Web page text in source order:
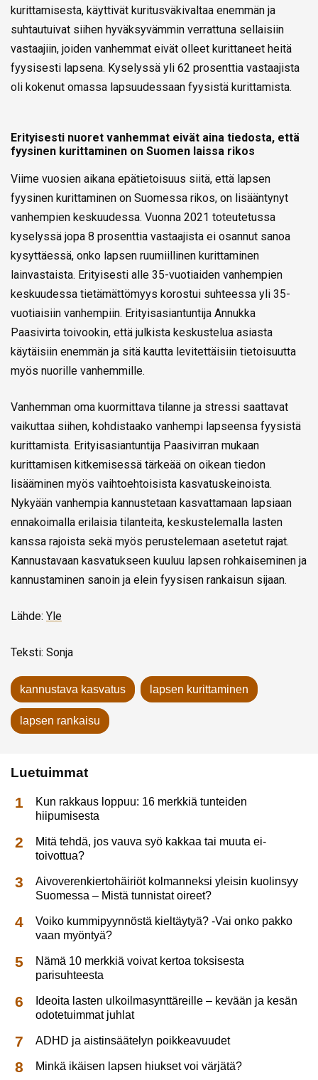
kurittamisesta, käyttivät kuritusväkivaltaa enemmän ja
suhtautuivat siihen hyväksyvämmin verrattuna sellaisiin
vastaajiin, joiden vanhemmat eivät olleet kurittaneet heitä
fyysisesti lapsena. Kyselyssä yli 62 prosenttia vastaajista
oli kokenut omassa lapsuudessaan fyysistä kurittamista.
Erityisesti nuoret vanhemmat eivät aina tiedosta, että
fyysinen kurittaminen on Suomen laissa rikos
Viime vuosien aikana epätietoisuus siitä, että lapsen
fyysinen kurittaminen on Suomessa rikos, on lisääntynyt
vanhempien keskuudessa. Vuonna 2021 toteutetussa
kyselyssä jopa 8 prosenttia vastaajista ei osannut sanoa
kysyttäessä, onko lapsen ruumiillinen kurittaminen
lainvastaista. Erityisesti alle 35-vuotiaiden vanhempien
keskuudessa tietämättömyys korostui suhteessa yli 35-
vuotiaisiin vanhempiin. Erityisasiantuntija Annukka
Paasivirta toivookin, että julkista keskustelua asiasta
käytäisiin enemmän ja sitä kautta levitettäisiin tietoisuutta
myös nuorille vanhemmille.
Vanhemman oma kuormittava tilanne ja stressi saattavat
vaikuttaa siihen, kohdistaako vanhempi lapseensa fyysistä
kurittamista. Erityisasiantuntija Paasivirran mukaan
kurittamisen kitkemisessä tärkeää on oikean tiedon
lisääminen myös vaihtoehtoisista kasvatuskeinoista.
Nykyään vanhempia kannustetaan kasvattamaan lapsiaan
ennakoimalla erilaisia tilanteita, keskustelemalla lasten
kanssa rajoista sekä myös perustelemaan asetetut rajat.
Kannustavaan kasvatukseen kuuluu lapsen rohkaiseminen ja
kannustaminen sanoin ja elein fyysisen rankaisun sijaan.
Lähde: Yle
Teksti: Sonja
kannustava kasvatus lapsen kurittaminen
lapsen rankaisu
Luetuimmat
Kun rakkaus loppuu: 16 merkkiä tunteiden
hiipumisesta
Mitä tehdä, jos vauva syö kakkaa tai muuta ei-
toivottua?
Aivoverenkiertohäiriöt kolmanneksi yleisin kuolinsyy
Suomessa – Mistä tunnistat oireet?
Voiko kummipyynnöstä kieltäytyä? -Vai onko pakko
vaan myöntyä?
Nämä 10 merkkiä voivat kertoa toksisesta
parisuhteesta
Ideoita lasten ulkoilmasynttäreille – kevään ja kesän
odotetuimmat juhlat
ADHD ja aistinsäätelyn poikkeavuudet
Minkä ikäisen lapsen hiukset voi värjätä?